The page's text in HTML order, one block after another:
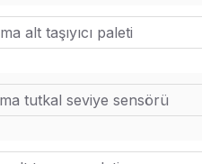
alt taşıyıcı paleti
tutkal seviye sensörü